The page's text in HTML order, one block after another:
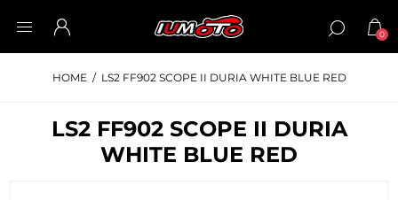
0
HOME / LS2 FF902 SCOPE II DURIA WHITE BLUE RED
LS2 FF902 SCOPE II DURIA
WHITE BLUE RED